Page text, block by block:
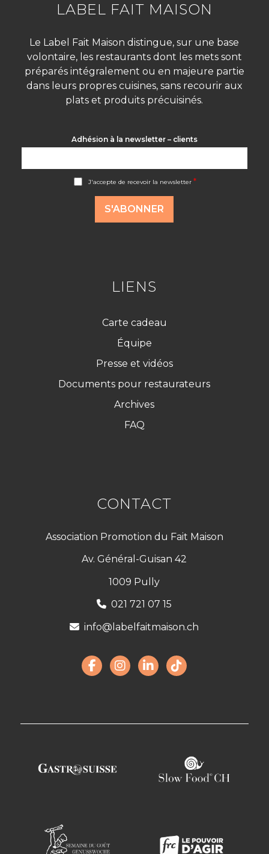
LABEL FAIT MAISON
Le Label Fait Maison distingue, sur une base
volontaire, les restaurants dont les mets sont
préparés intégralement ou en majeure partie
dans leurs propres cuisines, sans recourir aux
plats et produits précuisinés.
Adhésion à la newsletter – clients
J'accepte de recevoir la newsletter*
S'ABONNER
LIENS
Carte cadeau
Équipe
Presse et vidéos
Documents pour restaurateurs
Archives
FAQ
CONTACT
Association Promotion du Fait Maison
Av. Général-Guisan 42
1009 Pully
021 721 07 15
info@labelfaitmaison.ch